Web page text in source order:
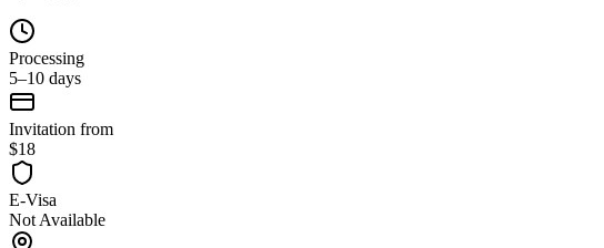
Processing
5–10 days
Invitation from
$18
E-Visa
Not Available